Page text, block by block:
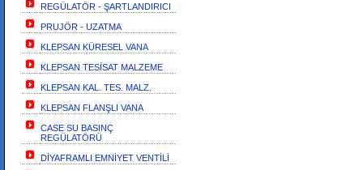
REGÜLATÖR - ŞARTLANDIRICI
PRUJÖR - UZATMA
KLEPSAN KÜRESEL VANA
KLEPSAN TESİSAT MALZEME
KLEPSAN KAL. TES. MALZ.
KLEPSAN FLANŞLI VANA
CASE SU BASINÇ
REGÜLATÖRÜ
DİYAFRAMLI EMNİYET VENTİLİ